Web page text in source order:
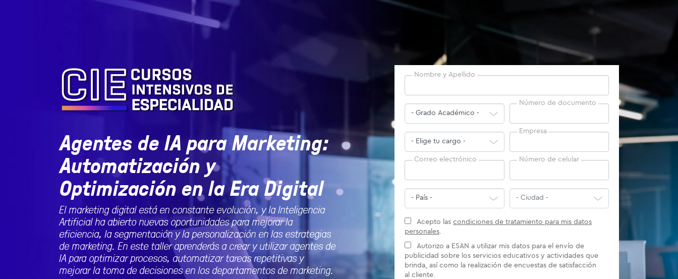
Agentes de IA para Marketing:
Automatización y
Optimización en la Era Digital
El marketing digital está en constante evolución, y la Inteligencia
Artificial ha abierto nuevas oportunidades para mejorar la
eficiencia, la segmentación y la personalización en las estrategias
de marketing. En este taller aprenderás a crear y utilizar agentes de
IA para optimizar procesos, automatizar tareas repetitivas y
mejorar la toma de decisiones en los departamentos de marketing.
Nombre y Apellido
Número de documento
Empresa
Correo electrónico Número de celular
Acepto las condiciones de tratamiento para mis datos
personales
Autorizo a ESAN a utilizar mis datos para el envío de
publicidad sobre los servicios educativos y actividades que
brinda, así como la realización de encuestas de satisfacción
al cliente.